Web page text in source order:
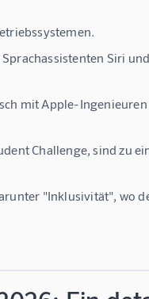
Siri
mit Apple-
Challenge, sind zu
"Inklusivität", wo